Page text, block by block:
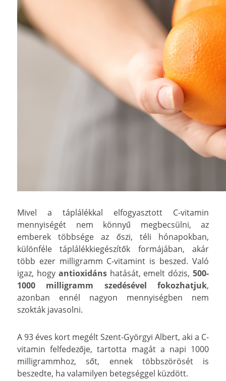
Mivel a táplálékkal elfogyasztott C-vitamin
mennyiségét nem könnyű megbecsülni, az
emberek többsége az őszi, téli hónapokban,
különféle táplálékkiegészítők formájában, akár
több ezer milligramm C-vitamint is beszed. Való
igaz, hogy antioxidánshatását, emelt dózis,500-
1000 milligramm szedésével fokozhatjuk,
azonban ennél nagyon mennyiségben nem
szokták javasolni.
A 93 éves kort megélt Szent-Györgyi Albert, aki a C-
vitamin felfedezője, tartotta magát a napi 1000
milligrammhoz, sőt, ennek többszörösét is
beszedte, ha valamilyen betegséggel küzdött.